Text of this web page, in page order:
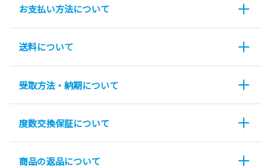
お支払い方法について
送料について
受取方法・納期について
度数交換保証について
商品の返品について